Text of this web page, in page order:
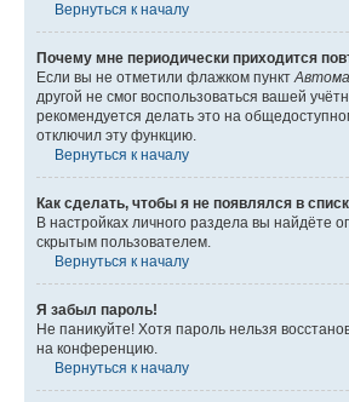
Вернуться к началу
Почему мне периодически приходится
Если вы не отметили флажком пункт
другой не смог воспользоваться вашей
рекомендуется делать это на
отключил эту функцию.
Вернуться к началу
Как сделать, чтобы я не появлялся в
В настройках личного раздела вы найдёте
скрытым пользователем.
Вернуться к началу
Я забыл пароль!
Не паникуйте! Хотя пароль нельзя
на конференцию.
Вернуться к началу